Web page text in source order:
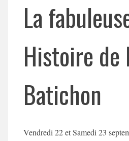
La
Histoire de
Batichon
Vendredi 22 et Samedi 23